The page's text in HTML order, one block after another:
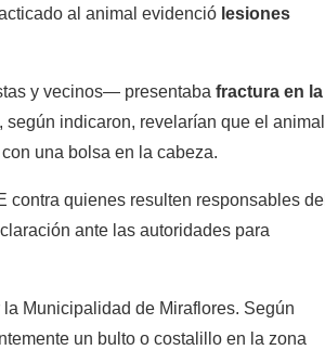
al animal evidenció lesiones
y vecinos— presentaba fractura en la
indicaron, revelarían que el animal
una bolsa en la cabeza.
contra quienes resulten responsables del
ante las autoridades para
Municipalidad de Miraflores. Según
un bulto o costalillo en la zona